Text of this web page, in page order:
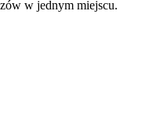
w jednym miejscu.